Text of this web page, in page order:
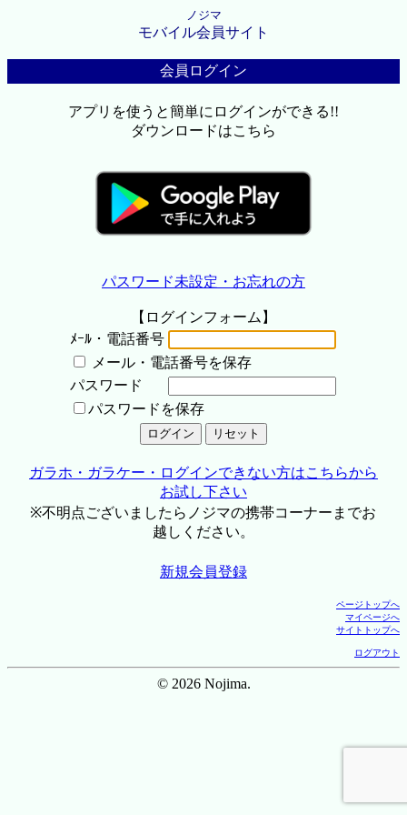
ノジマ
モバイル会員サイト
会員ログイン
アプリを使うと簡単にログインができる!!
ダウンロードはこちら
パスワード未設定・お忘れの方
【ログインフォーム】
ﾒｰﾙ・電話番号
メール・電話番号を保存
パスワード
パスワードを保存
ガラホ・ガラケー・ログインできない方はこちらから
お試し下さい
※不明点ございましたらノジマの携帯コーナーまでお
越しください。
新規会員登録
ページトップへ
マイページへ
サイトトップへ
ログアウト
© 2026 Nojima.